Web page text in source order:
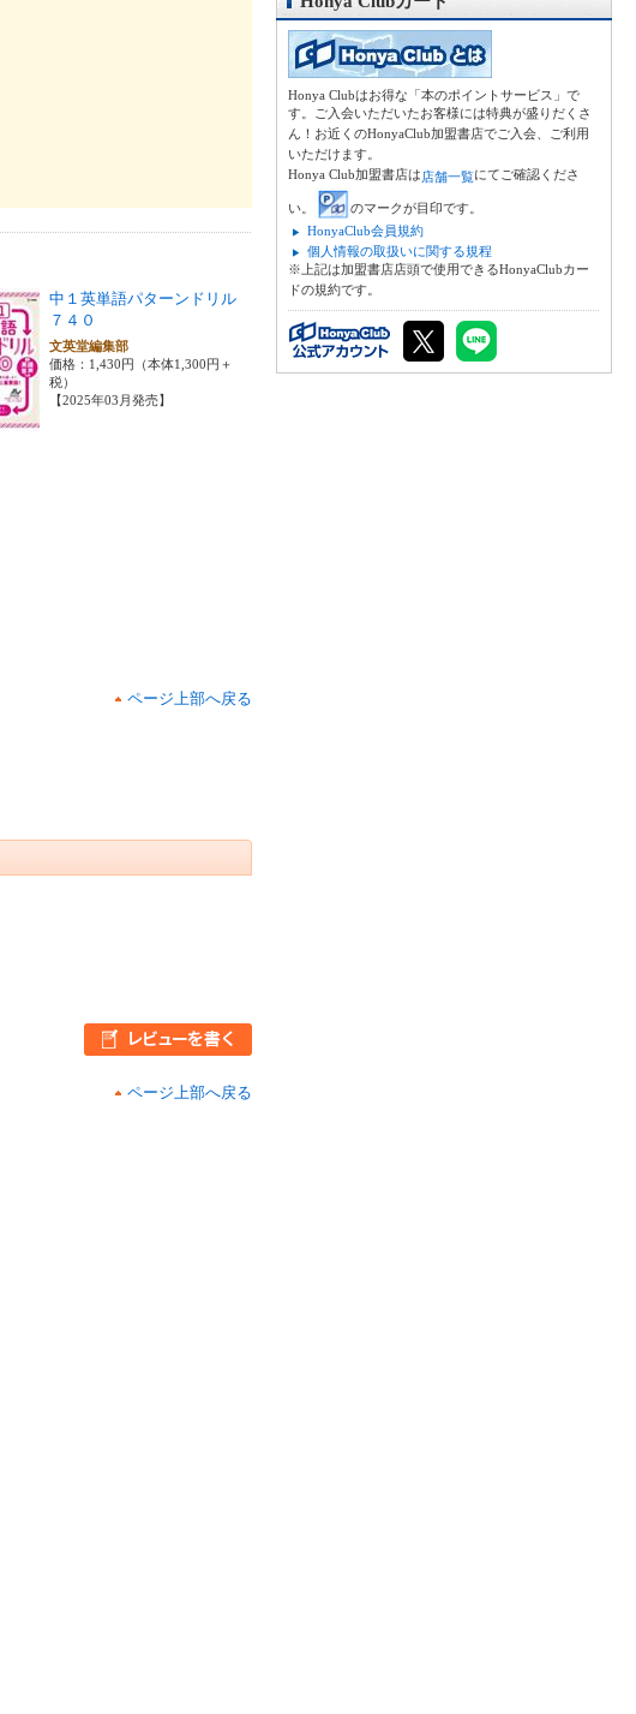
中１英単語パターンドリル
７４０
文英堂編集部
価格：1,430円（本体1,300円＋
税）
【2025年03月発売】
ページ上部へ戻る
ページ上部へ戻る
Honya Clubはお得な「本のポイントサービス」で
す。ご入会いただいたお客様には特典が盛りだくさ
ん！お近くのHonyaClub加盟書店でご入会、ご利用
いただけます。
Honya Club加盟書店は店舗一覧にてご確認くださ
い。
のマークが目印です。
HonyaClub会員規約
個人情報の取扱いに関する規程
※上記は加盟書店店頭で使用できるHonyaClubカー
ドの規約です。